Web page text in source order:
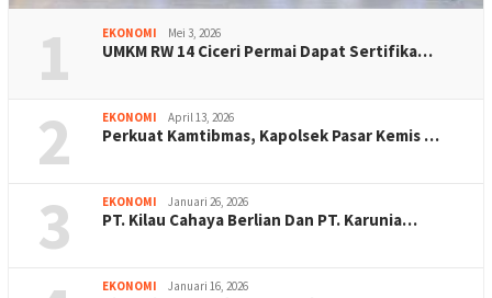
1 EKONOMI Mei 3, 2026
UMKM RW 14 Ciceri Permai Dapat Sertifika…
2 EKONOMI April 13, 2026
Perkuat Kamtibmas, Kapolsek Pasar Kemis …
3 EKONOMI Januari 26, 2026
PT. Kilau Cahaya Berlian Dan PT. Karunia…
EKONOMI Januari 16, 2026